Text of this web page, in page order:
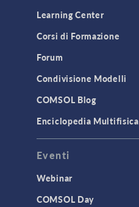
Learning Center
Corsi di Formazione
Forum
Condivisione Modelli
COMSOL Blog
Enciclopedia Multifisica
Eventi
Webinar
COMSOL Day